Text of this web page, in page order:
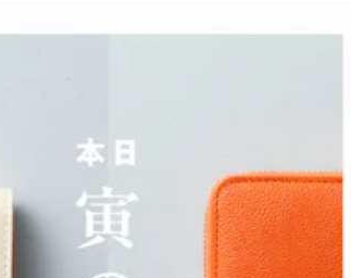
ネスシーンで使用するなら誰の